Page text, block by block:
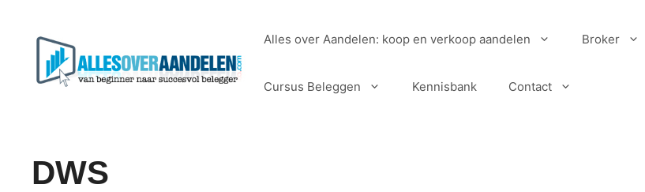
Alles over Aandelen: koop en verkoop aandelen Broker
Cursus Beleggen Kennisbank Contact
DWS